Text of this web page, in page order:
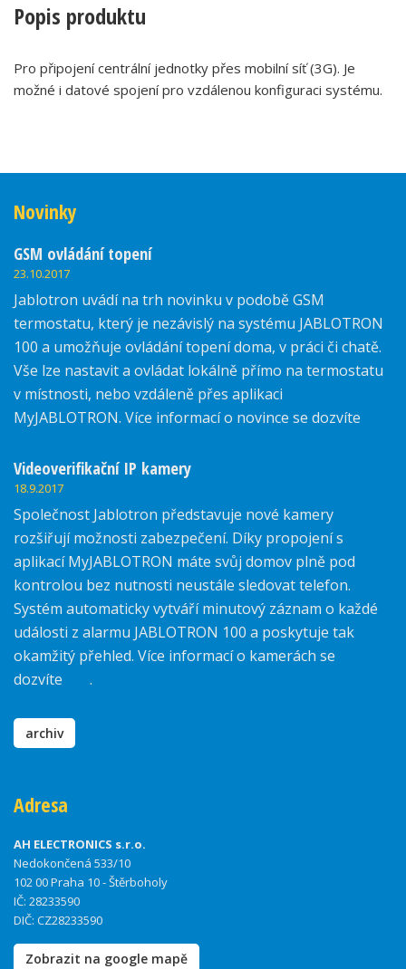
Popis produktu
Pro připojení centrální jednotky přes mobilní síť (3G). Je
možné i datové spojení pro vzdálenou konfiguraci systému.
Novinky
GSM ovládání topení
23.10.2017
Jablotron uvádí na trh novinku v podobě GSM
termostatu, který je nezávislý na systému JABLOTRON
100 a umožňuje ovládání topení doma, v práci či chatě.
Vše lze nastavit a ovládat lokálně přímo na termostatu
v místnosti, nebo vzdáleně přes aplikaci
MyJABLOTRON. Více informací o novince se dozvíte
Videoverifikační IP kamery
18.9.2017
Společnost Jablotron představuje nové kamery
rozšiřují možnosti zabezpečení. Díky propojení s
aplikací MyJABLOTRON máte svůj domov plně pod
kontrolou bez nutnosti neustále sledovat telefon.
Systém automaticky vytváří minutový záznam o každé
události z alarmu JABLOTRON 100 a poskytuje tak
okamžitý přehled. Více informací o kamerách se
dozvíte
.
archiv
Adresa
AH ELECTRONICS s.r.o.
Nedokončená 533/10
102 00 Praha 10 - Štěrboholy
IČ: 28233590
DIČ: CZ28233590
Zobrazit na google mapě